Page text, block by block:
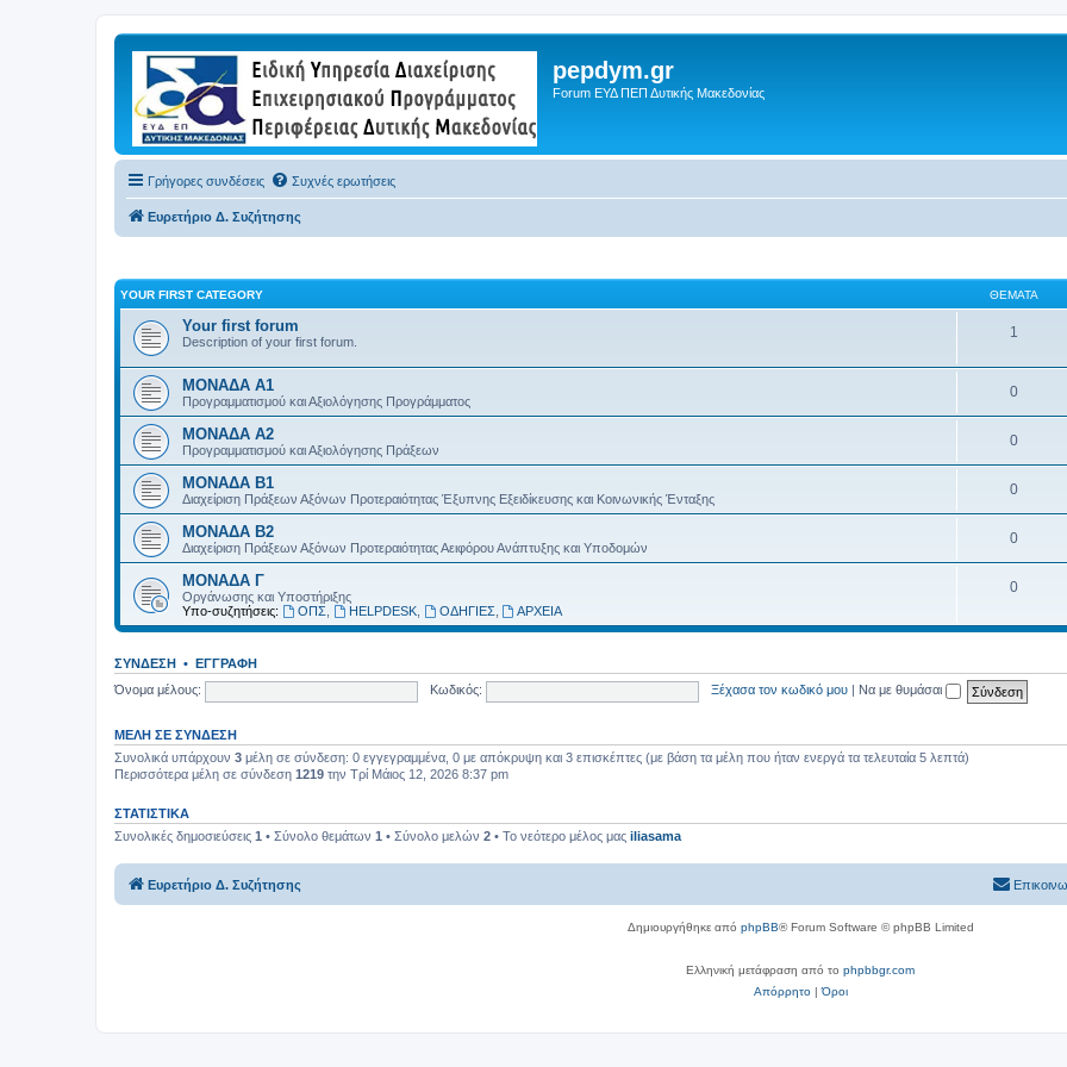
pepdym.gr
Forum ΕΥΔ ΠΕΠ Δυτικής Μακεδονίας
Γρήγορες συνδέσεις Συχνές ερωτήσεις
Ευρετήριο Δ. Συζήτησης
YOUR FIRST CATEGORY ΘΈΜΑΤΑ
Your first forum
Description of your first forum.
1
ΜΟΝΑΔΑ Α1
Προγραμματισμού και Αξιολόγησης Προγράμματος
0
ΜΟΝΑΔΑ Α2
Προγραμματισμού και Αξιολόγησης Πράξεων
0
ΜΟΝΑΔΑ Β1
Διαχείριση Πράξεων Αξόνων Προτεραιότητας Έξυπνης Εξειδίκευσης και Κοινωνικής Ένταξης
0
ΜΟΝΑΔΑ Β2
Διαχείριση Πράξεων Αξόνων Προτεραιότητας Αειφόρου Ανάπτυξης και Υποδομών
0
ΜΟΝΑΔΑ Γ
Οργάνωσης και Υποστήριξης
Υπο-συζητήσεις:
ΟΠΣ HELPDESK, ΟΔΗΓΙΕΣ ΑΡΧΕΙΑ
0
ΣΎΝΔΕΣΗ • ΕΓΓΡΑΦΉ
Όνομα μέλους:
Κωδικός: Ξέχασα τον κωδικό μου Να με θυμάσαι
ΜΈΛΗ ΣΕ ΣΎΝΔΕΣΗ
Συνολικά υπάρχουν 3 μέλη σε σύνδεση: 0 εγγεγραμμένα, 0 με απόκρυψη και 3 επισκέπτες (με βάση τα μέλη που ήταν ενεργά τα τελευταία 5 λεπτά)
Περισσότερα μέλη σε σύνδεση 1219 την Τρί Μάιος 12, 2026 8:37 pm
ΣΤΑΤΙΣΤΙΚΆ
Συνολικές δημοσιεύσεις 1 • Σύνολο θεμάτων 1 • Σύνολο μελών 2 • Το νεότερο μέλος μας iliasama
Ευρετήριο Δ. Συζήτησης
Δημιουργήθηκε από phpBB® Forum Software © phpBB Limited
Ελληνική μετάφραση από το phpbbgr.com
Απόρρητο|Όροι